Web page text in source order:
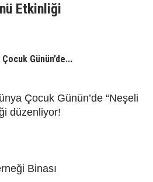
Etkinliği
Günün’de...
Çocuk Günün’de “Neşeli
düzenliyor!
Binası